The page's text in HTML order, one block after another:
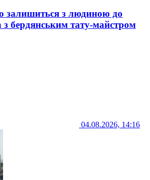
залишиться з людиною до
з бердянським тату-майстром
04.08.2026, 14:16